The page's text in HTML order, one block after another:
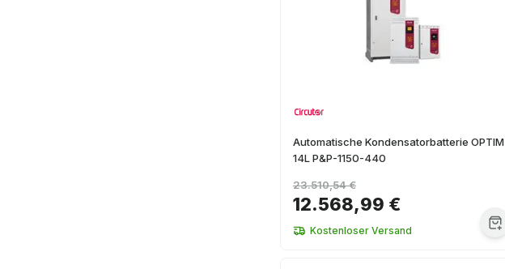
Automatische Kondensatorbatterie OPTIM
14L P&P-1150-440
12.568,99 €
23.510,54 €
Kostenloser Versand